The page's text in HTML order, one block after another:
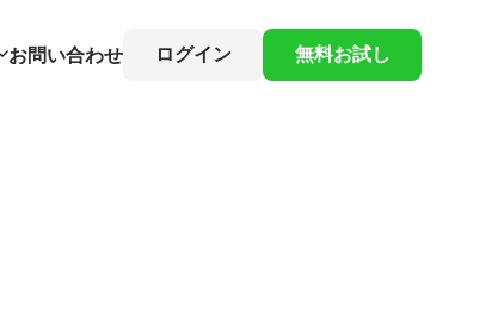
お問い合わせ ログイン 無料お試し